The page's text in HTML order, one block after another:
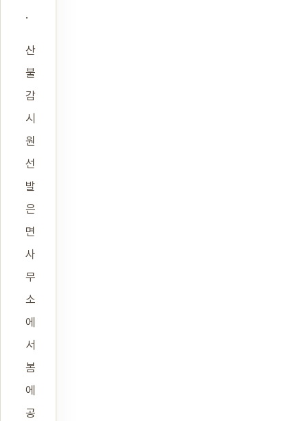
.
산
불
감
시
원
선
발
은
면
사
무
소
에
서
봄
에
공